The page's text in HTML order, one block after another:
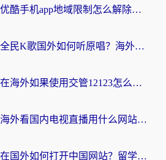
优酷手机app地域限制怎么解除？海外党亲测有效的追剧方案
全民K歌国外如何听原唱？海外党亲测有效的回国加速器选择指南
在海外如果使用交管12123怎么处理？留学生亲测有效的回国加速方案
海外看国内电视直播用什么网站比较好？一篇解决你所有追剧难题的实用指南
在国外如何打开中国网站？留学生与海外华人的无缝访问指南